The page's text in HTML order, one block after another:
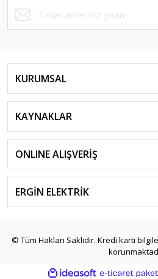
KURUMSAL
KAYNAKLAR
ONLINE ALIŞVERİŞ
ERGİN ELEKTRİK
© Tüm Hakları Saklıdır. Kredi kartı
ideasoft